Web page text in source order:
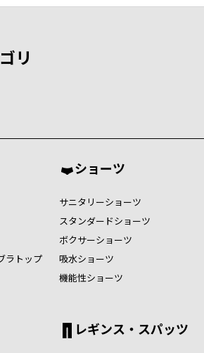
リ
ラトップ
ショーツ
サニタリーショーツ
スタンダードショーツ
ボクサーショーツ
吸水ショーツ
機能性ショーツ
レギンス・スパッツ